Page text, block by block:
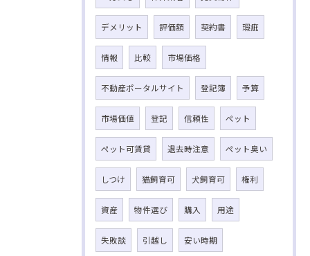
デメリット 評価額 契約書 瑕疵
情報 比較 市場価格
不動産ポータルサイト 登記簿 予算
市場価値 登記 信頼性 ペット
ペット可賃貸 退去時注意 ペット臭い
しつけ 猫飼育可 犬飼育可 権利
資産 物件選び 購入 用途
失敗談 引越し 安い時期